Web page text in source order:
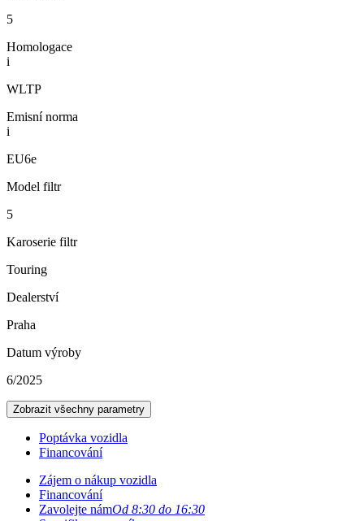
5
Homologace
i
WLTP
Emisní norma
i
EU6e
Model filtr
5
Karoserie filtr
Touring
Dealerství
Praha
Datum výroby
6/2025
Zobrazit všechny parametry
Poptávka vozidla
Financování
Zájem o nákup vozidla
Financování
Zavolejte námOd 8:30 do 16:30